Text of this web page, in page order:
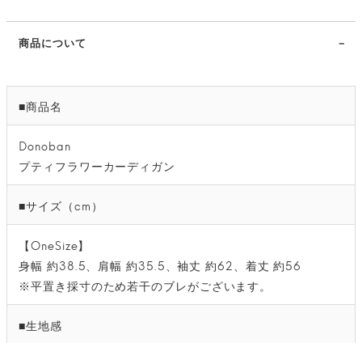
商品について
■商品名
Donoban
プティフラワーカーディガン
■サイズ（cm）
【OneSize】
身幅 約38.5、肩幅 約35.5、袖丈 約62、着丈 約56
※平置き採寸のため若干のブレがございます。
■生地感